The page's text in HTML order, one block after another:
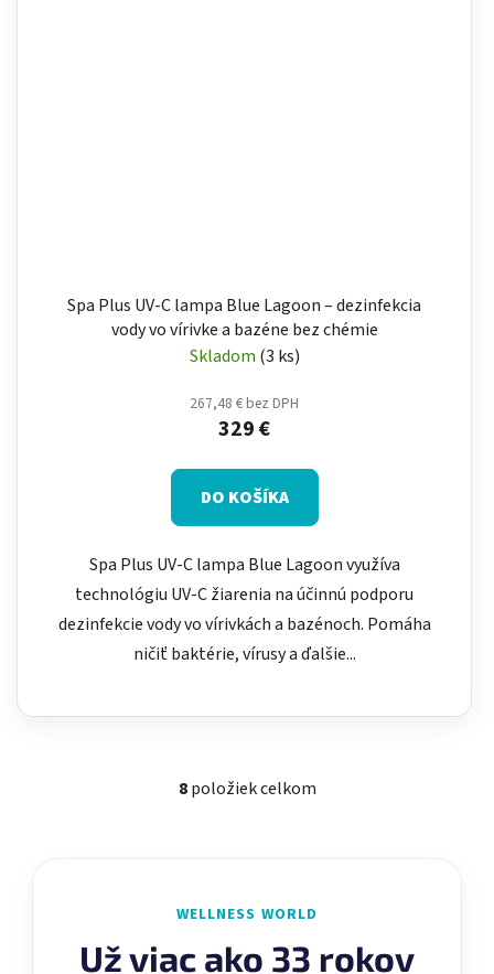
Spa Plus UV-C lampa Blue Lagoon – dezinfekcia
vody vo vírivke a bazéne bez chémie
Skladom (3 ks)
267,48 € bez DPH
329 €
DO KOŠÍKA
Spa Plus UV-C lampa Blue Lagoon využíva
technológiu UV-C žiarenia na účinnú podporu
dezinfekcie vody vo vírivkách a bazénoch. Pomáha
ničiť baktérie, vírusy a ďalšie...
O
a
8položiek celkom
WELLNESS WORLD
Už viac ako 33 rokov